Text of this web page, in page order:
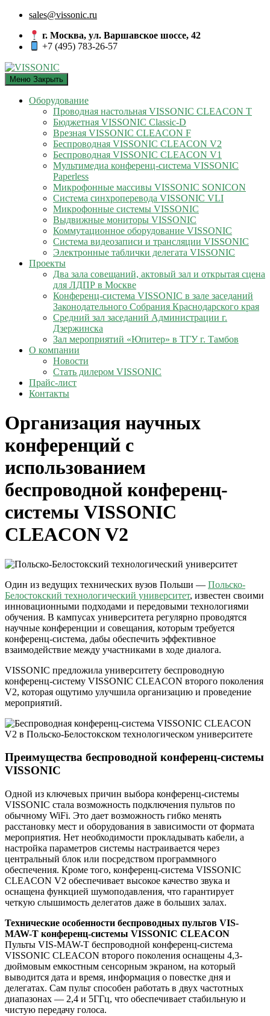
sales@vissonic.ru
г. Москва, ул. Варшавское шоссе, 42
+7 (495) 783-26-57
Меню Закрыть
Оборудование
Проводная настольная VISSONIC CLEACON T
Бюджетная VISSONIC Classic-D
Врезная VISSONIC CLEACON F
Беспроводная VISSONIC CLEACON V2
Беспроводная VISSONIC CLEACON V1
Мультимедиа конференц-система VISSONIC
Paperless
Микрофонные массивы VISSONIC SONICON
Система синхроперевода VISSONIC VLI
Микрофонные системы VISSONIC
Выдвижные мониторы VISSONIC
Коммутационное оборудование VISSONIC
Система видеозаписи и трансляции VISSONIC
Электронные таблички делегата VISSONIC
Проекты
Два зала совещаний, актовый зал и открытая сцена
для ЛДПР в Москве
Конференц-система VISSONIC в зале заседаний
Законодательного Собрания Краснодарского края
Средний зал заседаний Администрации г.
Дзержинска
Зал мероприятий «Юпитер» в ТГУ г. Тамбов
О компании
Новости
Стать дилером VISSONIC
Прайс-лист
Контакты
Организация научных
конференций с
использованием
беспроводной конференц-
системы VISSONIC
CLEACON V2
Один из ведущих технических вузов Польши — Польско-
Белостокский технологический университет, известен своими
инновационными подходами и передовыми технологиями
обучения. В кампусах университета регулярно проводятся
научные конференции и совещания, которым требуется
конференц-система, дабы обеспечить эффективное
взаимодействие между участниками в ходе диалога.
VISSONIC предложила университету беспроводную
конференц-систему VISSONIC CLEACON второго поколения
V2, которая ощутимо улучшила организацию и проведение
мероприятий.
Преимущества беспроводной конференц-системы
VISSONIC
Одной из ключевых причин выбора конференц-системы
VISSONIC стала возможность подключения пультов по
обычному WiFi. Это дает возможность гибко менять
расстановку мест и оборудования в зависимости от формата
мероприятия. Нет необходимости прокладывать кабели, а
настройка параметров системы настраивается через
центральный блок или посредством программного
обеспечения. Кроме того, конференц-система VISSONIC
CLEACON V2 обеспечивает высокое качество звука и
оснащена функцией шумоподавления, что гарантирует
четкую слышимость делегатов даже в больших залах.
Технические особенности беспроводных пультов VIS-
MAW-T конференц-системы VISSONIC CLEACON
Пульты VIS-MAW-T беспроводной конференц-система
VISSONIC CLEACON второго поколения оснащены 4,3-
дюймовым емкостным сенсорным экраном, на который
выводится дата и время, информация о повестке дня и
делегатах. Сам пульт способен работать в двух частотных
диапазонах — 2,4 и 5ГГц, что обеспечивает стабильную и
чистую передачу голоса.